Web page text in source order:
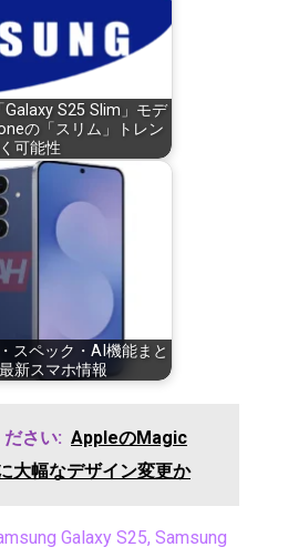
S25 Slim」モデ
の「スリム」トレン
可能性
スペック・AI機能まと
新スマホ情報
さい: AppleのMagic
大幅なデザイン変更か
Galaxy S25, Samsung